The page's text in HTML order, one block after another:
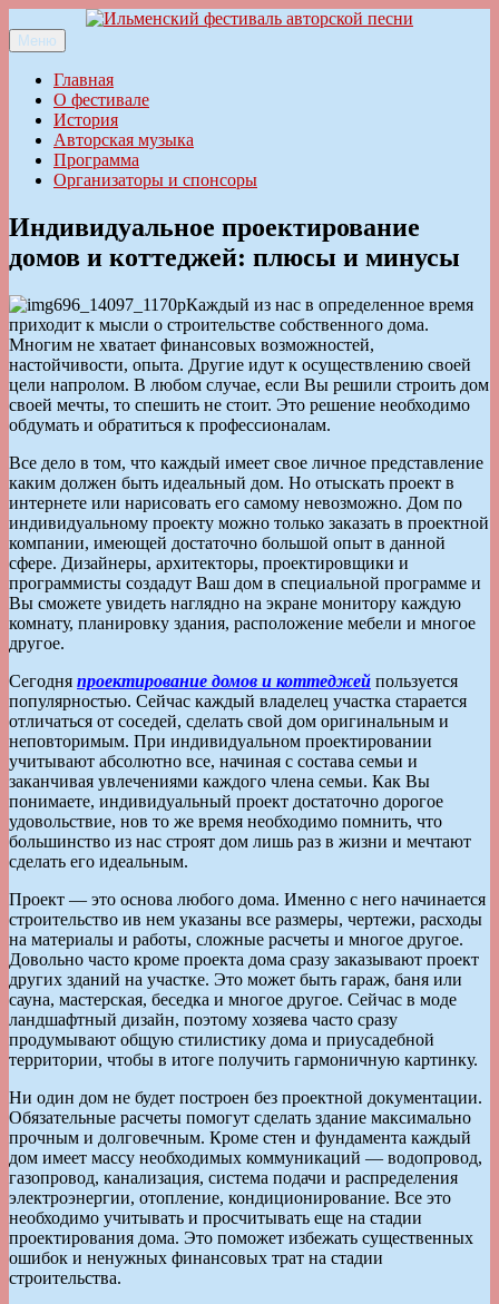
к
содержимому
Ильменский фестиваль авторской песни
Меню
Главная
О фестивале
История
Авторская музыка
Программа
Организаторы и спонсоры
Индивидуальное проектирование
домов и коттеджей: плюсы и минусы
Каждый из нас в определенное время
приходит к мысли о строительстве собственного дома.
Многим не хватает финансовых возможностей,
настойчивости, опыта. Другие идут к осуществлению своей
цели напролом. В любом случае, если Вы решили строить дом
своей мечты, то спешить не стоит. Это решение необходимо
обдумать и обратиться к профессионалам.
Все дело в том, что каждый имеет свое личное представление
каким должен быть идеальный дом. Но отыскать проект в
интернете или нарисовать его самому невозможно. Дом по
индивидуальному проекту можно только заказать в проектной
компании, имеющей достаточно большой опыт в данной
сфере. Дизайнеры, архитекторы, проектировщики и
программисты создадут Ваш дом в специальной программе и
Вы сможете увидеть наглядно на экране монитору каждую
комнату, планировку здания, расположение мебели и многое
другое.
Сегодня проектирование домов и коттеджей пользуется
популярностью. Сейчас каждый владелец участка старается
отличаться от соседей, сделать свой дом оригинальным и
неповторимым. При индивидуальном проектировании
учитывают абсолютно все, начиная с состава семьи и
заканчивая увлечениями каждого члена семьи. Как Вы
понимаете, индивидуальный проект достаточно дорогое
удовольствие, нов то же время необходимо помнить, что
большинство из нас строят дом лишь раз в жизни и мечтают
сделать его идеальным.
Проект — это основа любого дома. Именно с него начинается
строительство ив нем указаны все размеры, чертежи, расходы
на материалы и работы, сложные расчеты и многое другое.
Довольно часто кроме проекта дома сразу заказывают проект
других зданий на участке. Это может быть гараж, баня или
сауна, мастерская, беседка и многое другое. Сейчас в моде
ландшафтный дизайн, поэтому хозяева часто сразу
продумывают общую стилистику дома и приусадебной
территории, чтобы в итоге получить гармоничную картинку.
Ни один дом не будет построен без проектной документации.
Обязательные расчеты помогут сделать здание максимально
прочным и долговечным. Кроме стен и фундамента каждый
дом имеет массу необходимых коммуникаций — водопровод,
газопровод, канализация, система подачи и распределения
электроэнергии, отопление, кондиционирование. Все это
необходимо учитывать и просчитывать еще на стадии
проектирования дома. Это поможет избежать существенных
ошибок и ненужных финансовых трат на стадии
строительства.